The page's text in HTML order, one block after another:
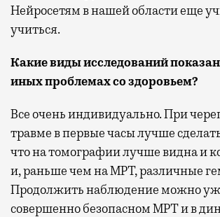
Нейросетям в нашей области еще
учиться.
Какие виды исследований
иных проблемах со здоровьем?
Все очень индивидуально. При
травме в первые часы лучше
что на томографии лучше видна и
и, раньше чем на МРТ, различные
Продолжить наблюдение можно
совершенно безопасном МРТ и в